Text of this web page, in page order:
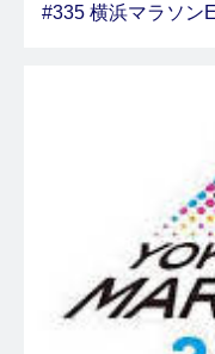
#335 横浜マラソン